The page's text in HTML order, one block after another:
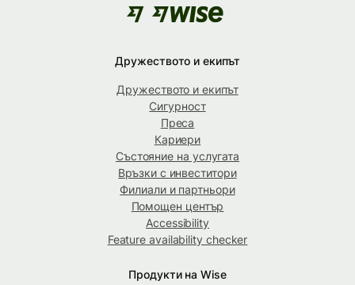
Дружеството и екипът
Дружеството и екипът
Сигурност
Преса
Кариери
Състояние на услугата
Връзки с инвеститори
Филиали и партньори
Помощен център
Accessibility
Feature availability checker
Продукти на Wise